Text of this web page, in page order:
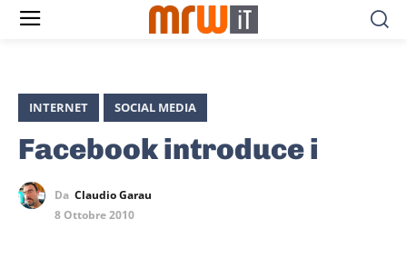
INTERNET SOCIAL MEDIA
Facebook introduce i
Da Claudio Garau
8 Ottobre 2010